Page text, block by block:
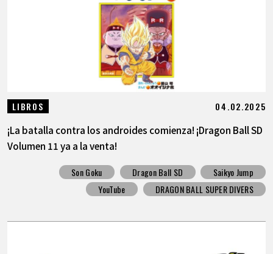
LIBROS 04.02.2025
¡La batalla contra los androides comienza! ¡Dragon Ball SD
Volumen 11 ya a la venta!
Son Goku Dragon Ball SD
Saikyo Jump
YouTube
DRAGON BALL SUPER DIVERS